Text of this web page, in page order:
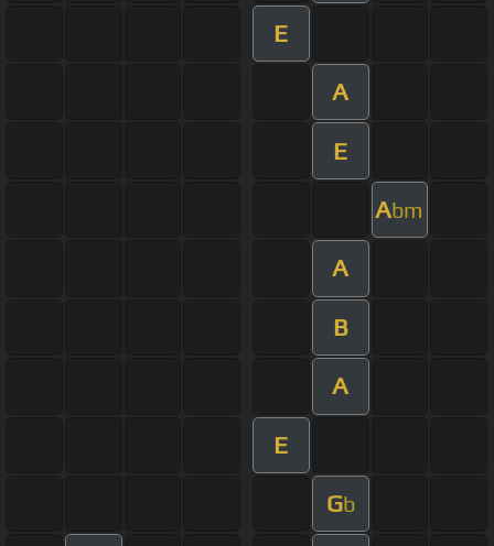
E
A
E
Abm
A
B
A
E
Gb